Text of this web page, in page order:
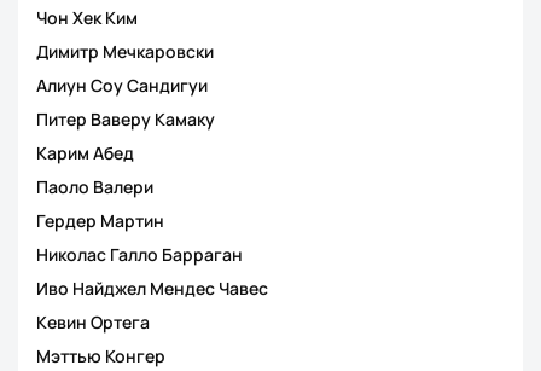
Чон Хек Ким
Димитр Мечкаровски
Алиун Соу Сандигуи
Питер Ваверу Камаку
Карим Абед
Паоло Валери
Гердер Мартин
Николас Галло Барраган
Иво Найджел Мендес Чавес
Кевин Ортега
Мэттью Конгер